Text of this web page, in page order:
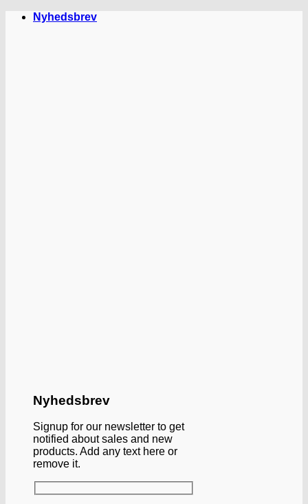
FortsætNyhedsbrev
Nyhedsbrev
Signup for our newsletter to get
notified about sales and new
products. Add any text here or
remove it.